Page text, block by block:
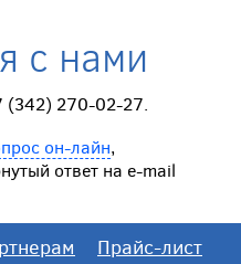
с нами
(342) 270-02-27.
он-лайн,
ответ на e-mail
Прайс-лист